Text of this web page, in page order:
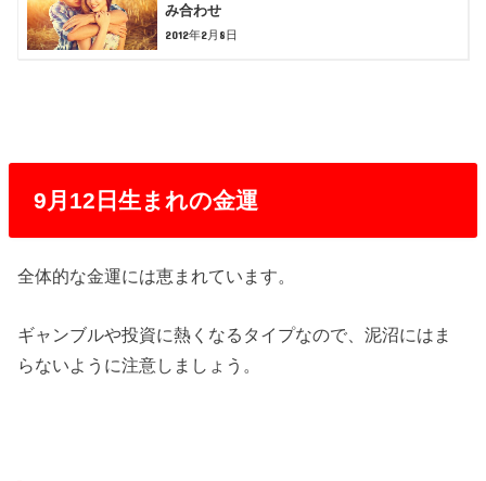
み合わせ
2012年2月8日
9月12日生まれの金運
全体的な金運には恵まれています。
ギャンブルや投資に熱くなるタイプなので、泥沼にはま
らないように注意しましょう。